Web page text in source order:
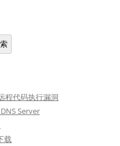
程代码执行漏洞
Server
载